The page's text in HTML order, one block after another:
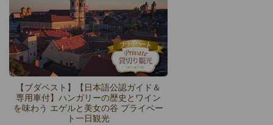
【ブダペスト】【日本語公認ガイド＆
専用車付】ハンガリーの歴史とワイン
を味わう エゲルと美女の谷 プライベー
ト一日観光